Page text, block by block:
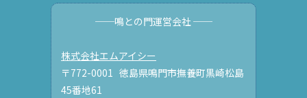
──鳴との門運営会社 ──
株式会社エムアイシー
〒772-0001 徳島県鳴門市撫養町黒崎松島
45番地61